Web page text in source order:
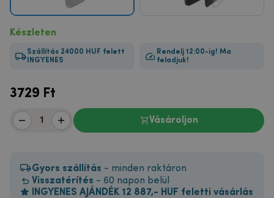
Készleten
Szállítás 24000 HUF felett
INGYENES
Rendelj 12:00-ig! Ma
feladjuk!
3729 Ft
Vásároljon
Gyors szállítás - minden raktáron
Visszatérítés - 60 napon belül
INGYENES AJÁNDÉK 12 887,- HUF feletti vásárlás